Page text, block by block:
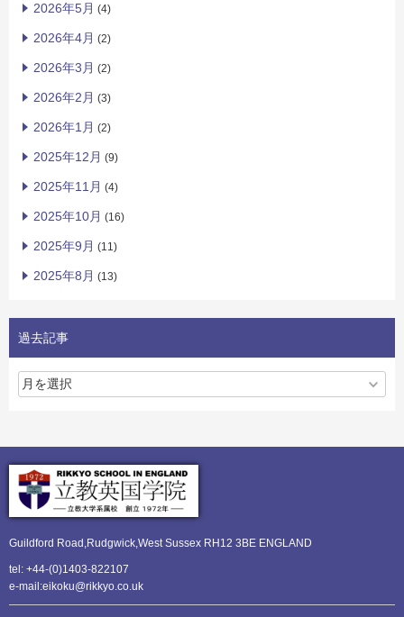
2026年5月 (4)
2026年4月 (2)
2026年3月 (2)
2026年2月 (3)
2026年1月 (2)
2025年12月 (9)
2025年11月 (4)
2025年10月 (16)
2025年9月 (11)
2025年8月 (13)
過去記事
Guildford Road,Rudgwick,West Sussex RH12 3BE ENGLAND
tel: +44-(0)1403-822107
e-mail:eikoku@rikkyo.co.uk